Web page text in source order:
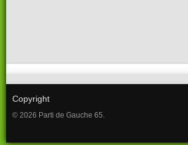
Copyright
© 2026 Parti de Gauche 65.